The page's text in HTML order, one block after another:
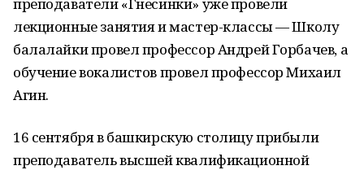
лекционные занятия и мастер-классы — Школу
балалайки провел профессор Андрей Горбачев, а
обучение вокалистов провел профессор Михаил
Агин.
16 сентября в башкирскую столицу прибыли
преподаватель высшей квалификационной